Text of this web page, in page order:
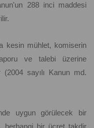
288 inci maddesi
kesin mühlet, komiserin
ve talebi üzerine
sayılı Kanun md.
uygun görülecek bir